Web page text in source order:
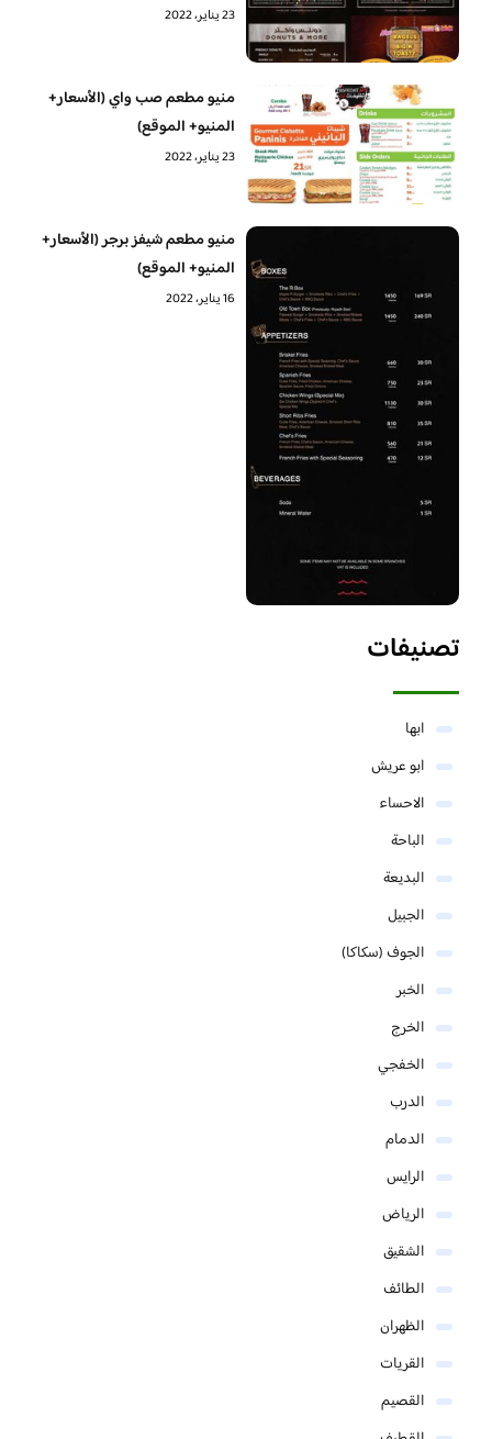
23 يناير، 2022
منيو مطعم صب واي (الأسعار+
المنيو+ الموقع)
23 يناير، 2022
منيو مطعم شيفز برجر (الأسعار+
المنيو+ الموقع)
16 يناير، 2022
تصنيفات
ابها
ابو عريش
الاحساء
الباحة
البديعة
الجبيل
الجوف (سكاكا)
الخبر
الخرج
الخفجي
الدرب
الدمام
الرايس
الرياض
الشقيق
الطائف
الظهران
القريات
القصيم